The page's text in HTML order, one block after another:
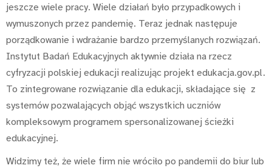
jeszcze wiele pracy. Wiele działań było przypadkowych i
wymuszonych przez pandemię. Teraz jednak następuje
porządkowanie i wdrażanie bardzo przemyślanych rozwiązań.
Instytut Badań Edukacyjnych aktywnie działa na rzecz
cyfryzacji polskiej edukacji realizując projekt edukacja.gov.pl.
To zintegrowane rozwiązanie dla edukacji, składające się z
systemów pozwalających objąć wszystkich uczniów
kompleksowym programem spersonalizowanej ścieżki
edukacyjnej.
Widzimy też, że wiele firm nie wróciło po pandemii do biur lub